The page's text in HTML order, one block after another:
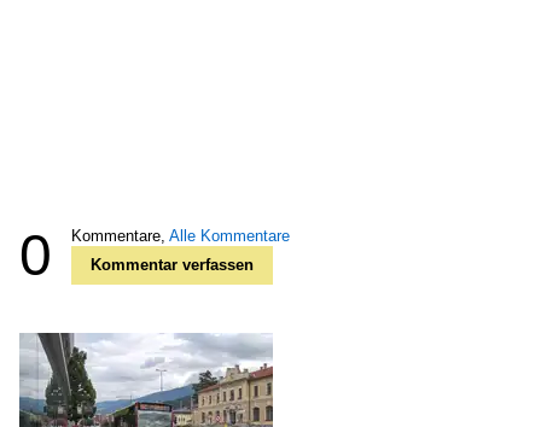
0 Kommentare, Alle Kommentare
Kommentar verfassen